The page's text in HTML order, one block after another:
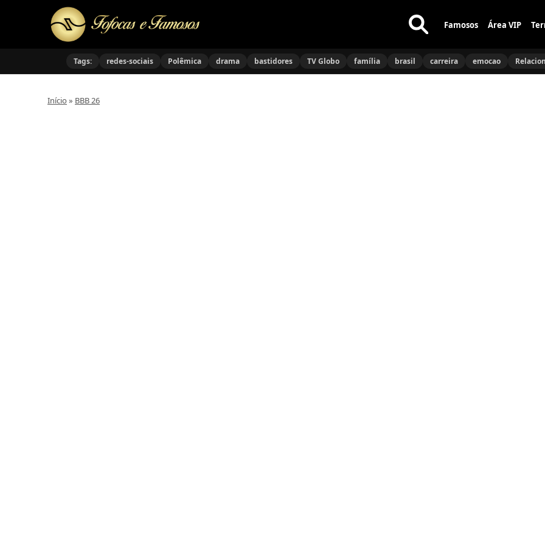
Buscar
no
Famosos Área VIP
Tags: redes-sociais Polêmica drama bastidores TV Globo família brasil carreira emocao
Início » BBB 26